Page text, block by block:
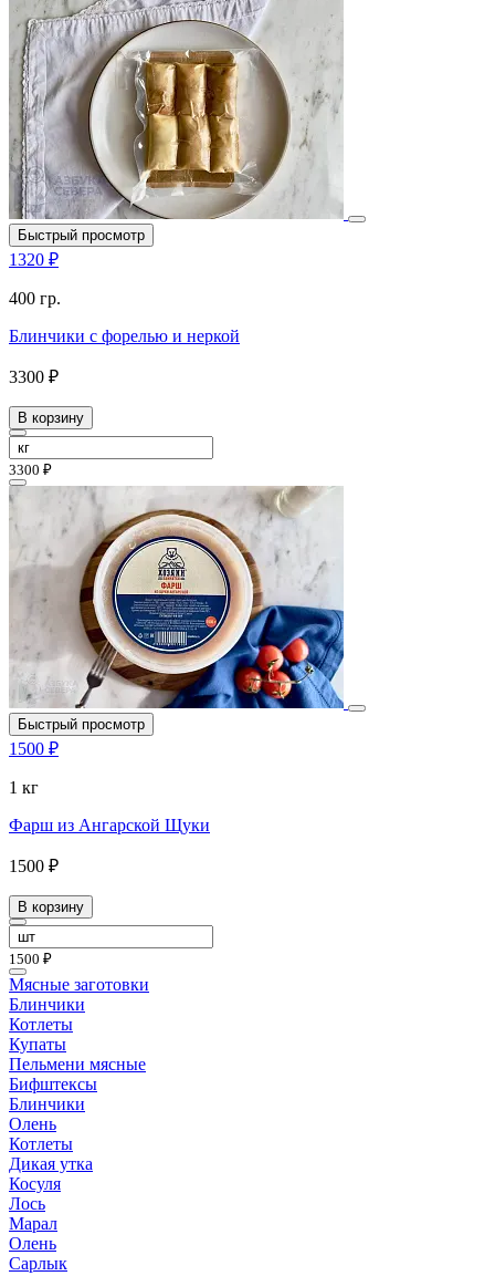
Быстрый просмотр
1320 ₽
400 гр.
Блинчики с форелью и неркой
3300 ₽
В корзину
3300 ₽
Быстрый просмотр
1500 ₽
1 кг
Фарш из Ангарской Щуки
1500 ₽
В корзину
1500 ₽
Мясные заготовки
Блинчики
Котлеты
Купаты
Пельмени мясные
Бифштексы
Блинчики
Олень
Котлеты
Дикая утка
Косуля
Лось
Марал
Олень
Сарлык